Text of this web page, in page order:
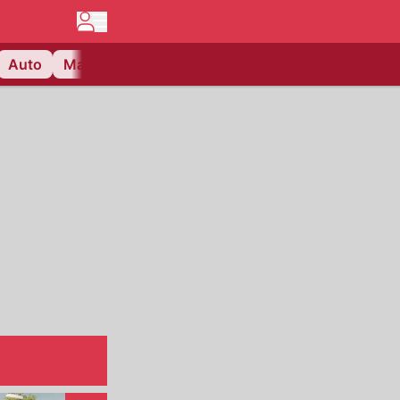
Auto Matchcenter